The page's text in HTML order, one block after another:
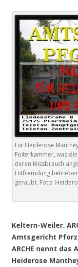
Für Heiderose
Folterkammer, was
deren Missbrauch
Entfremdung
geraubt. Foto:
Keltern-Weiler.
Amtsgericht
ARCHE nennt
Heiderose